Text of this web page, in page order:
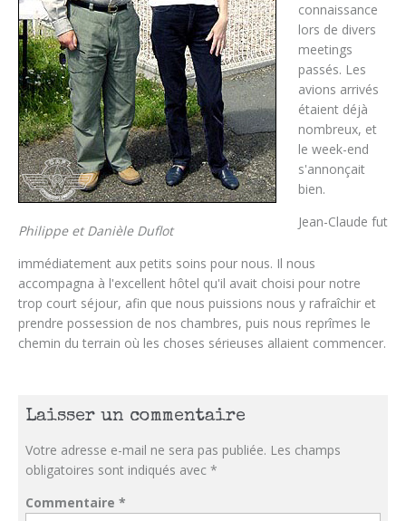
Philippe et Danièle Duflot
connaissance
lors de divers
meetings
passés. Les
avions arrivés
étaient déjà
nombreux, et
le week-end
s'annonçait
bien.
Jean-Claude fut
immédiatement aux petits soins pour nous. Il nous
accompagna à l'excellent hôtel qu'il avait choisi pour notre
trop court séjour, afin que nous puissions nous y rafraîchir et
prendre possession de nos chambres, puis nous reprîmes le
chemin du terrain où les choses sérieuses allaient commencer.
Laisser un commentaire
Votre adresse e-mail ne sera pas publiée. Les champs
obligatoires sont indiqués avec *
Commentaire *